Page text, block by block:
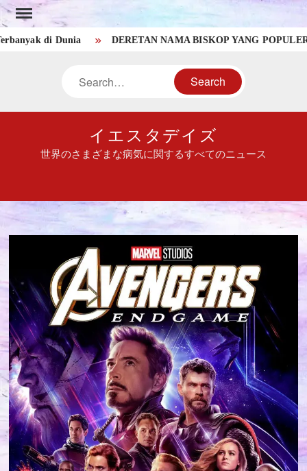
Skip
to
content
di Dunia DERETAN NAMA BISKOP YANG POPULER DI
Search
イエスタデイズ
世界のさまざまな病気に関するすべてのニュース